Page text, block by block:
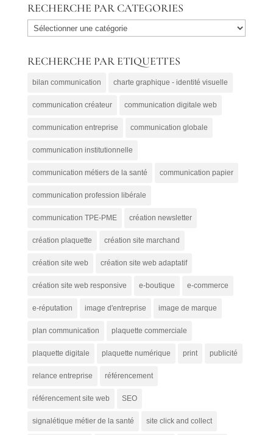
RECHERCHE PAR CATEGORIES
RECHERCHE
CATEGORIES
RECHERCHE PAR ETIQUETTES
bilan communication charte graphique - identité visuelle
communication créateur communication digitale web
communication entreprise communication globale
communication institutionnelle
communication métiers de la santé communication papier
communication profession libérale
communication TPE-PME création newsletter
création plaquette création site marchand
création site web création site web adaptatif
création site web responsive e-boutique e-commerce
e-réputation image d'entreprise image de marque
plan communication plaquette commerciale
plaquette digitale plaquette numérique print publicité
relance entreprise référencement
référencement site web SEO
signalétique métier de la santé site click and collect